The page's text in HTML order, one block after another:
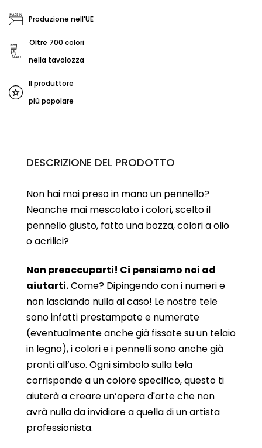
Produzione nell'UE
Oltre 700 colori
nella tavolozza
Il produttore
più popolare
DESCRIZIONE DEL PRODOTTO
Non hai mai preso in mano un pennello?
Neanche mai mescolato i colori, scelto il
pennello giusto, fatto una bozza, colori a olio
o acrilici?
Non preoccuparti! Ci pensiamo noi ad
aiutarti.Come? Dipingendo con i numerie
non lasciando nulla al caso! Le nostre tele
sono infatti prestampate e numerate
(eventualmente anche già fissate su un telaio
in legno), i colori e i pennelli sono anche già
pronti all’uso. Ogni simbolo sulla tela
corrisponde a un colore specifico, questo ti
aiuterà a creare un’opera d'arte che non
avrà nulla da invidiare a quella di un artista
professionista.